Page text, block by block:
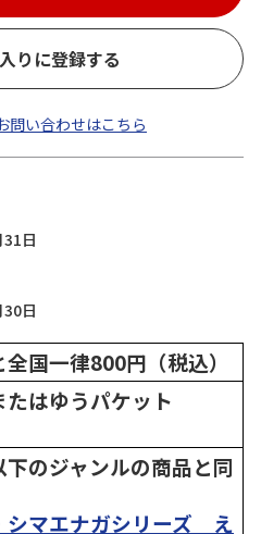
りに登録する
問い合わせはこちら
日
日
国一律800円（税込）
たはゆうパケット
下のジャンルの商品と同
シマエナガシリーズ え